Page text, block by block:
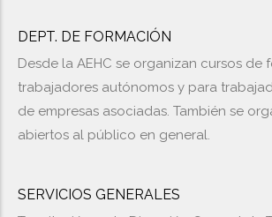
DEPT. DE FORMACIÓN
Desde la AEHC se organizan cursos de
trabajadores autónomos y para
de empresas asociadas. También se
abiertos al público en general.
SERVICIOS GENERALES